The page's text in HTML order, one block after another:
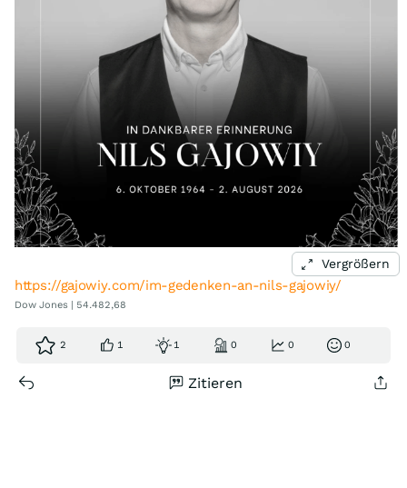
Vergrößern
https://gajowiy.com/im-gedenken-an-nils-gajowiy/
Dow Jones | 54.482,68
2 1 1 0 0 0
Zitieren